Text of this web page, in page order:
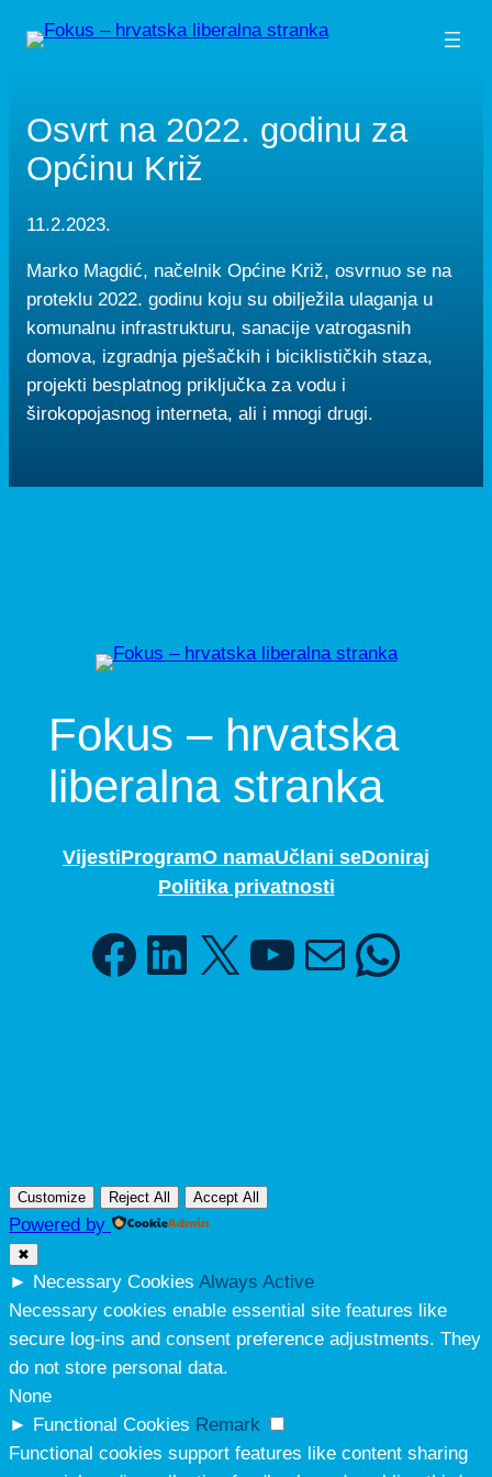
Osvrt na 2022. godinu za
Općinu Križ
11.2.2023.
Marko Magdić, načelnik Općine Križ, osvrnuo se na
proteklu 2022. godinu koju su obilježila ulaganja u
komunalnu infrastrukturu, sanacije vatrogasnih
domova, izgradnja pješačkih i biciklističkih staza,
projekti besplatnog priključka za vodu i
širokopojasnog interneta, ali i mnogi drugi.
Fokus – hrvatska
liberalna stranka
VijestiProgramO namaUčlani seDoniraj
Politika privatnosti
FacebookLinkedIn
X YouTube
Mail WhatsApp
Customize Reject All Accept All
Powered by
✖
► Necessary Cookies Always Active
Necessary cookies enable essential site features like
secure log-ins and consent preference adjustments. They
do not store personal data.
None
►
Functional Cookies Remark
Functional cookies support features like content sharing